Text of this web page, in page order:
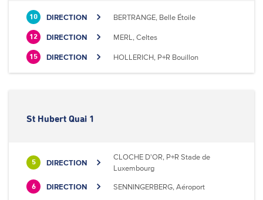
10 DIRECTION BERTRANGE, Belle Étoile
12 DIRECTION MERL, Celtes
15 DIRECTION HOLLERICH, P+R Bouillon
St Hubert Quai 1
5 DIRECTION
CLOCHE D'OR, P+R Stade de
Luxembourg
6 DIRECTION SENNINGERBERG, Aéroport